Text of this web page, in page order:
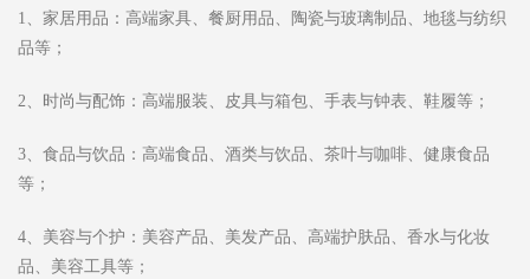
1、家居用品：高端家具、餐厨用品、陶瓷与玻璃制品、地毯与纺织
品等；
2、时尚与配饰：高端服装、皮具与箱包、手表与钟表、鞋履等；
3、食品与饮品：高端食品、酒类与饮品、茶叶与咖啡、健康食品
等；
4、美容与个护：美容产品、美发产品、高端护肤品、香水与化妆
品、美容工具等；